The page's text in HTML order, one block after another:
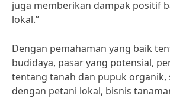
juga memberikan dampak positif
lokal.”
Dengan pemahaman yang baik
budidaya, pasar yang potensial,
tentang tanah dan pupuk organik,
dengan petani lokal, bisnis